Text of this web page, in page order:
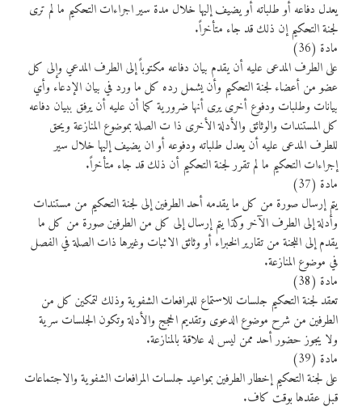
يعدل دفاعه أو طلباته أو يضيف إليها خلال مدة سير اجراءات التحكيم ما لم ترى
لجنة التحكيم إن ذلك قد جاء متأخراً.
مادة (36)
على الطرف المدعى عليه أن يقدم بيان دفاعه مكتوباً إلى الطرف المدعي وإلى كل
عضو من أعضاء لجنة التحكيم وأن يشمل رده كل ما ورد في بيان الإدعاء وأي
بيانات وطلبات ودفوع أخرى يرى أنها ضرورية كما أن عليه أن يرفق ببيان دفاعه
كل المستندات والوثائق والأدلة الأخرى ذا ت الصلة بموضوع المنازعة ويحق
للطرف المدعى عليه أن يعدل طلباته ودفوعه أو ان يضيف إليها خلال سير
إجراءات التحكيم ما لم تقرر لجنة التحكيم أن ذلك قد جاء متأخراً.
مادة (37)
يتم إرسال صورة من كل ما يقدمه أحد الطرفين إلى لجنة التحكيم من مستندات
وأدلة إلى الطرف الآخر وكذا يتم إرسال إلى كل من الطرفين صورة من كل ما
يقدم إلى اللجنة من تقارير الخبراء أو وثائق الاثبات وغيرها ذات الصلة في الفصل
في موضوع المنازعة.
مادة (38)
تعقد لجنة التحكيم جلسات للاستماع للمرافعات الشفوية وذلك لتمكين كل من
الطرفين من شرح موضوع الدعوى وتقديم الحجج والأدلة وتكون الجلسات سرية
ولا يجوز حضور أحد ممن ليس له علاقة بالمنازعة.
مادة (39)
على لجنة التحكيم إخطار الطرفين بمواعيد جلسات المرافعات الشفوية والاجتماعات
قبل عقدها بوقت كاف.